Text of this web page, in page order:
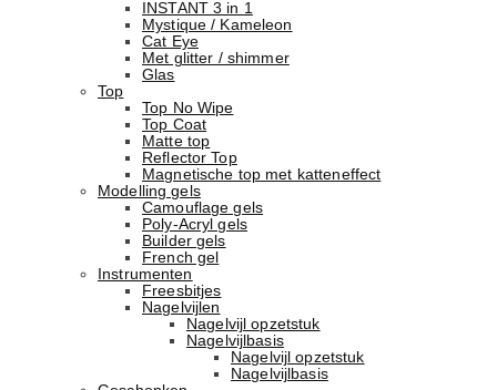
INSTANT 3 in 1
Mystique / Kameleon
Cat Eye
Met glitter / shimmer
Glas
Top
Top No Wipe
Top Coat
Matte top
Reflector Top
Magnetische top met katteneffect
Modelling gels
Camouflage gels
Poly-Acryl gels
Builder gels
French gel
Instrumenten
Freesbitjes
Nagelvijlen
Nagelvijl opzetstuk
Nagelvijlbasis
Nagelvijl opzetstuk
Nagelvijlbasis